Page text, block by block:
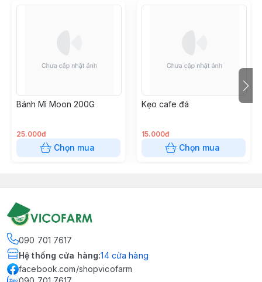
Bánh Mì Moon 200G
25.000đ
Chọn mua
Kẹo cafe đá
15.000đ
Chọn mua
090 701 7617
Hệ thống cửa hàng:14 cửa hàng
facebook.com/shopvicofarm